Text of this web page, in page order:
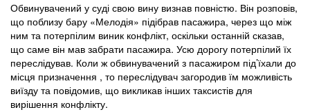
Обвинувачений у суді свою вину визнав повністю. Він розповів,
що поблизу бару «Мелодія» підібрав пасажира, через що між
ним та потерпілим виник конфлікт, оскільки останній сказав,
що саме він мав забрати пасажира. Усю дорогу потерпілий їх
переслідував. Коли ж обвинувачений з пасажиром під’їхали до
місця призначення , то переслідувач загородив їм можливість
виїзду та повідомив, що викликав інших таксистів для
вирішення конфлікту.